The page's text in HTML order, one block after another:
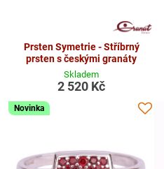
Prsten Symetrie - Stříbrný
prsten s českými granáty
Skladem
2 520 Kč
Novinka